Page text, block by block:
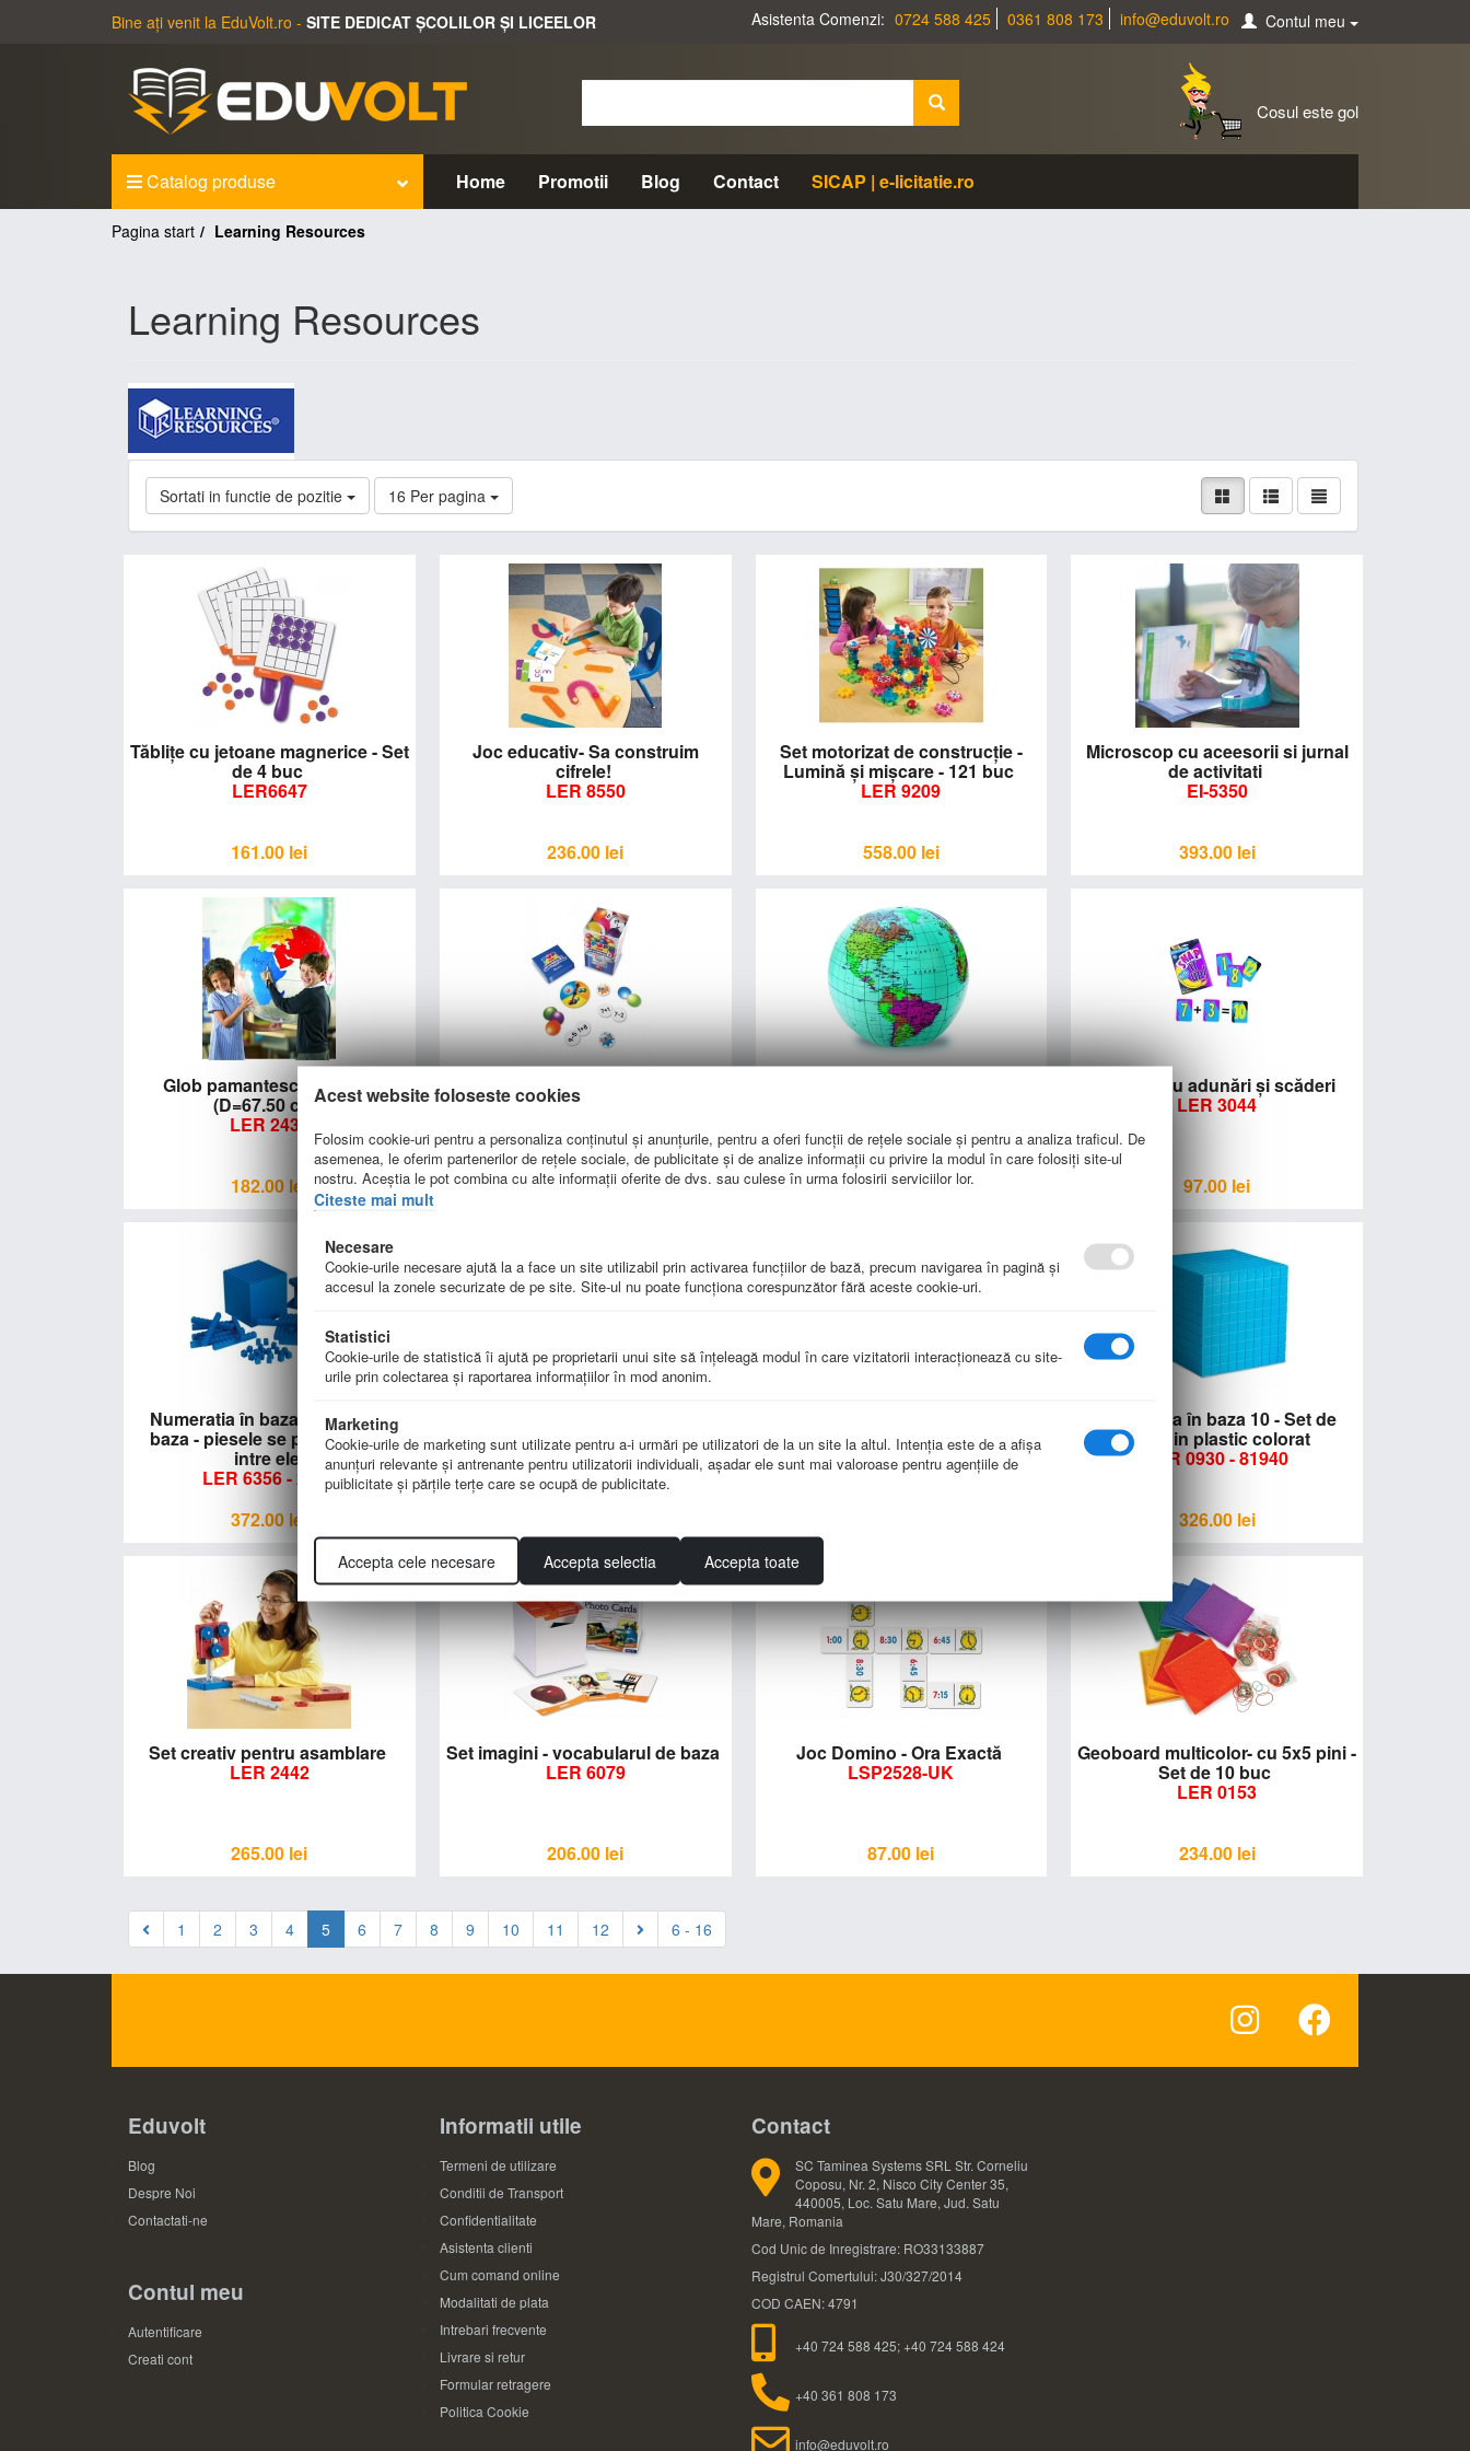
Bine ați venit la EduVolt.ro - SITE DEDICAT ȘCOLILOR ȘI LICEELOR Asistenta Comenzi: 0724 588 425 0361 808 173 info@eduvolt.ro Contul meu
Cosul este gol
Catalog produse Home Promotii Blog Contact SICAP | e-licitatie.ro
Pagina start Learning Resources
Learning Resources
Sortati in functie de pozitie 16 Per pagina
Tăbliţe cu jetoane magnerice - Set
de 4 buc
LER6647
161.00 lei
Joc educativ- Sa construim
cifrele!
LER 8550
236.00 lei
Set motorizat de construcţie -
Lumină şi mişcare - 121 buc
LER 9209
558.00 lei
Microscop cu aceesorii si jurnal
de activitati
EI-5350
393.00 lei
Glob pamantesc glonfabil
(D=67.50 cm)
LER 2438
182.00 lei
Buline colorate cu adunări şi
scăderi
92.00lei 72.00lei
Joc pentru adunări şi scăderi
LER 3044
97.00 lei
Numeratia în baza 10 - Set de
baza - piesele se pot conecta
intre ele
LER 6356 - 2977
372.00 lei
fracţii
LSP 2503-UKM
LSP 2784-UK
Numeratia în baza 10 - Set de
baza din plastic colorat
LER 0930 - 81940
326.00 lei
Set creativ pentru asamblare
LER 2442
265.00 lei
Set imagini - vocabularul de baza
LER 6079
206.00 lei
Joc Domino - Ora Exactă
LSP2528-UK
87.00 lei
Geoboard multicolor- cu 5x5 pini -
Set de 10 buc
LER 0153
234.00 lei
1 2 3 4 5 6 7 8 9 10 11 12 6 - 16
Eduvolt
Blog
Despre Noi
Contactati-ne
Contul meu
Autentificare
Creati cont
Informatii utile
Termeni de utilizare
Conditii de Transport
Confidentialitate
Asistenta clienti
Cum comand online
Modalitati de plata
Intrebari frecvente
Livrare si retur
Formular retragere
Politica Cookie
Contact
SC Taminea Systems SRL Str. Corneliu
Coposu, Nr. 2, Nisco City Center 35,
440005, Loc. Satu Mare, Jud. Satu
Mare, Romania
Cod Unic de Inregistrare: RO33133887
Registrul Comertului: J30/327/2014
COD CAEN: 4791
+40 724 588 425; +40 724 588 424
+40 361 808 173
info@eduvolt.ro
Acest website foloseste cookies
Folosim cookie-uri pentru a personaliza conținutul și anunțurile, pentru a oferi funcții de rețele sociale și pentru a analiza traficul. De
asemenea, le oferim partenerilor de rețele sociale, de publicitate și de analize informații cu privire la modul în care folosiți site-ul
nostru. Aceștia le pot combina cu alte informații oferite de dvs. sau culese în urma folosirii serviciilor lor.
Citeste mai mult
Necesare
Cookie-urile necesare ajută la a face un site utilizabil prin activarea funcţiilor de bază, precum navigarea în pagină şi
accesul la zonele securizate de pe site. Site-ul nu poate funcţiona corespunzător fără aceste cookie-uri.
Statistici
Cookie-urile de statistică îi ajută pe proprietarii unui site să înţeleagă modul în care vizitatorii interacţionează cu site-
urile prin colectarea şi raportarea informaţiilor în mod anonim.
Marketing
Cookie-urile de marketing sunt utilizate pentru a-i urmări pe utilizatori de la un site la altul. Intenţia este de a afişa
anunţuri relevante şi antrenante pentru utilizatorii individuali, aşadar ele sunt mai valoroase pentru agenţiile de
puiblicitate şi părţile terţe care se ocupă de publicitate.
Accepta cele necesare Accepta selectia Accepta toate